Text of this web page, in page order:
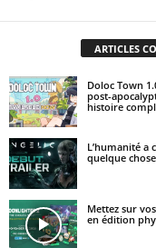
ARTICLES
Doloc Town
post-
histoire
L’humanité a
quelque
Mettez sur
en édition